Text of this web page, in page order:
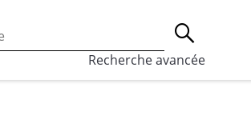
des cookies, qui sont utilisés à des
Recherche avancée